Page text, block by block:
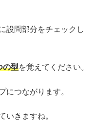
設問部分をチェックし
の型を覚えてください。
につながります。
いきますね。